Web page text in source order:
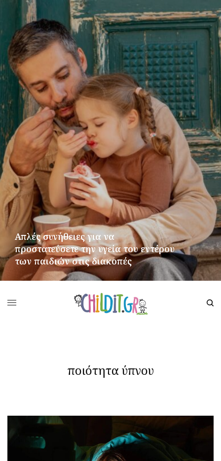
Απλές συνήθειες για να
προστατεύσετε την υγεία του εντέρου
των παιδιών στις διακοπές
ποιότητα ύπνου